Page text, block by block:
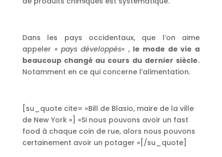
Dans les pays occidentaux, que l’on aime
appeler «pays développés« , le mode de vie a
beaucoup changé au cours du dernier siècle.
Notamment en ce qui concerne l’alimentation.
[su_quote cite= »Bill de Blasio, maire de la ville
de New York »] »Si nous pouvons avoir un fast
food à chaque coin de rue, alors nous pouvons
certainement avoir un potager »[/su_quote]